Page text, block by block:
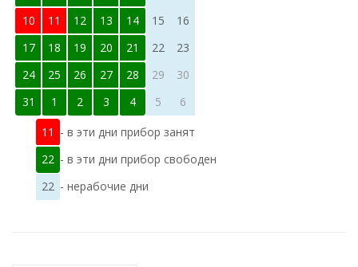
10
11 12 13 14 15
16
17
18 19 20 21 22
23
24
25 26 27 28 29
30
31
1 2 3 4 5
6
11 - в эти дни прибор занят
22 - в эти дни прибор свободен
22 - нерабочие дни